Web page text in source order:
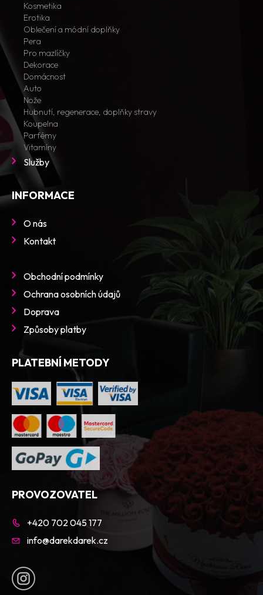
Kosmetika
Erotika
Oblečení a módní doplňky
Pera
Pro mazlíčky
Dekorace
Domácnost
Auto
Nože
Hubnutí, regenerace, doplňky stravy
Koupelna
Parfémy
Vitamíny
Služby
INFORMACE
O nás
Kontakt
Obchodní podmínky
Ochrana osobních údajů
Doprava
Způsoby platby
PLATEBNÍ METODY
PROVOZOVATEL
+420 702 045 177
info@darekdarek.cz